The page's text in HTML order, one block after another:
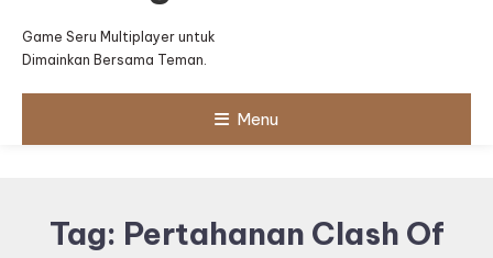
Game Seru Multiplayer untuk
Dimainkan Bersama Teman.
Menu
Tag: Pertahanan Clash Of